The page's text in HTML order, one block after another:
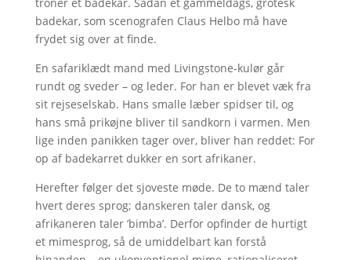
badekar, som scenografen Claus Helbo må have
frydet sig over at finde.
En safariklædt mand med Livingstone-kulør går
rundt og sveder – og leder. For han er blevet væk fra
sit rejseselskab. Hans smalle læber spidser til, og
hans små prikøjne bliver til sandkorn i varmen. Men
lige inden panikken tager over, bliver han reddet: For
op af badekarret dukker en sort afrikaner.
Herefter følger det sjoveste møde. De to mænd taler
hvert deres sprog; danskeren taler dansk, og
afrikaneren taler ’bimba’. Derfor opfinder de hurtigt
et mimesprog, så de umiddelbart kan forstå